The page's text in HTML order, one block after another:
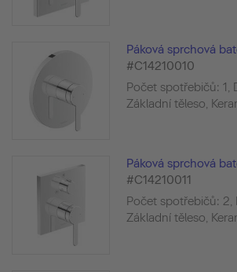
Páková sprchová
#C14210010
Počet spotřebičů: 1,
Základní těleso,
Páková sprchová
#C14210011
Počet spotřebičů: 2,
Základní těleso,